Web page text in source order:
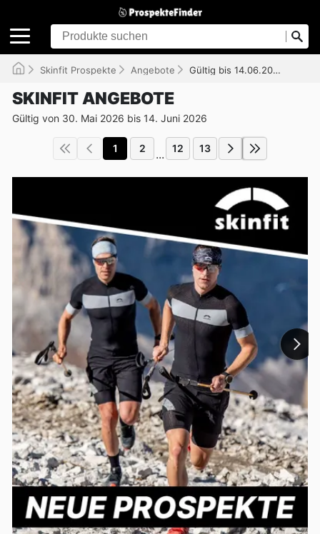
Skinfit Prospekte Angebote Gültig bis 14.06.2026
SKINFIT ANGEBOTE
Gültig von 30. Mai 2026 bis 14. Juni 2026
1 2 ... 12 13